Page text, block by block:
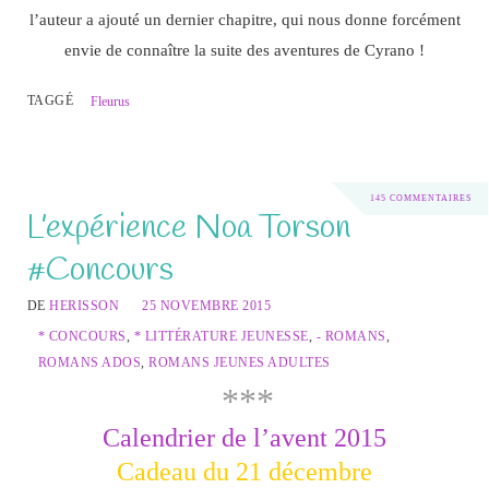
l’auteur a ajouté un dernier chapitre, qui nous donne forcément
envie de connaître la suite des aventures de Cyrano !
TAGGÉ Fleurus
145 COMMENTAIRES
L’expérience Noa Torson
#Concours
DEHERISSON
25 NOVEMBRE 2015
* CONCOURS, * LITTÉRATURE JEUNESSE, - ROMANS,
ROMANS ADOS,ROMANS JEUNES ADULTES
***
Calendrier de l’avent 2015
Cadeau du 21 décembre